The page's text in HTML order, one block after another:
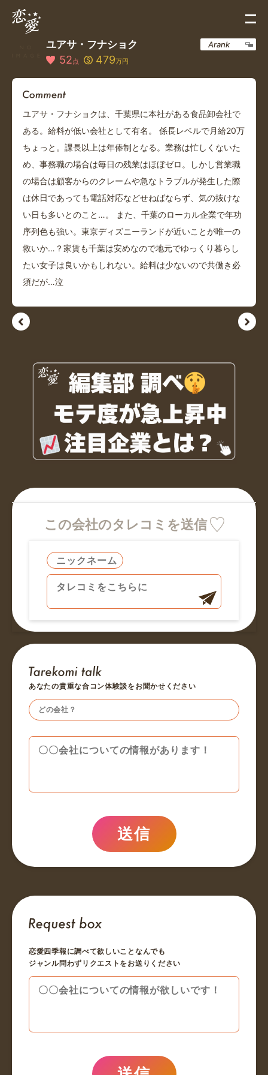
ユアサ・フナショク
52点 479万円
Arank
ユアサ・フナショクは、千葉県に本社がある食品卸会社で
ある。給料が低い会社として有名。 係長レベルで月給20万
ちょっと。課長以上は年俸制となる。業務は忙しくないた
め、事務職の場合は毎日の残業はほぼゼロ。しかし営業職
の場合は顧客からのクレームや急なトラブルが発生した際
は休日であっても電話対応などせねばならず、気の抜けな
い日も多いとのこと…。 また、千葉のローカル企業で年功
序列色も強い。東京ディズニーランドが近いことが唯一の
救いか…？家賃も千葉は安めなので地元でゆっくり暮らし
たい女子は良いかもしれない。給料は少ないので共働き必
須だが…泣
この会社のタレコミを送信
あなたの貴重な合コン体験談をお聞かせください
送信
恋愛四季報に調べて欲しいことなんでも
ジャンル問わずリクエストをお送りください